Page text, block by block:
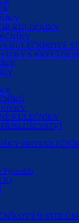
KULEČNÍKY
KULEČNÍKOVÉ
S KRYCÍ
KULEČNÍKY
PRO
Pyramida
STOLŮM